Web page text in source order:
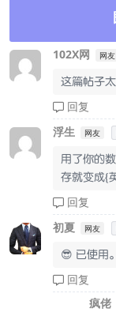
102X网 网友
这篇帖子
回复
浮生
网友
用了你的
存就变成{
回复
初夏
网友
😎 已使用
回复
疯佬